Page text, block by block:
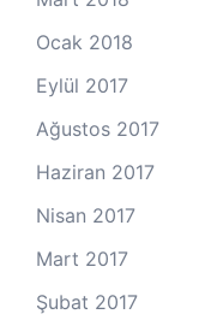
Ocak 2018
Eylül 2017
Ağustos 2017
Haziran 2017
Nisan 2017
Mart 2017
Şubat 2017